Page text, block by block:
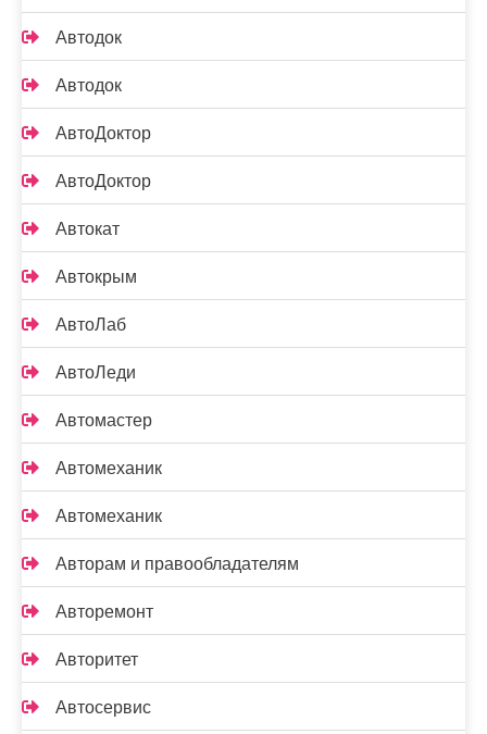
Автодок
Автодок
АвтоДоктор
АвтоДоктор
Автокат
Автокрым
АвтоЛаб
АвтоЛеди
Автомастер
Автомеханик
Автомеханик
Авторам и правообладателям
Авторемонт
Авторитет
Автосервис